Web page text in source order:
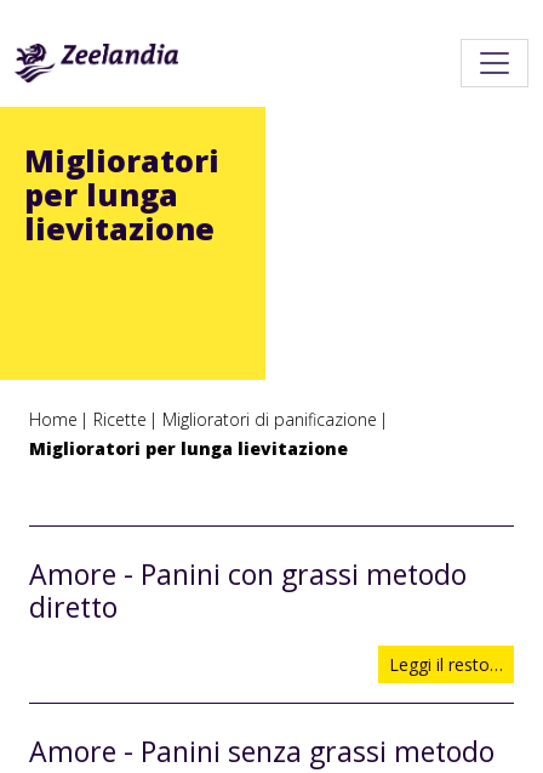
Miglioratori
per lunga
lievitazione
Home Ricette
Miglioratori di panificazione
Miglioratori per lunga lievitazione
Amore - Panini con grassi metodo
diretto
Leggi il resto…
Amore - Panini senza grassi metodo